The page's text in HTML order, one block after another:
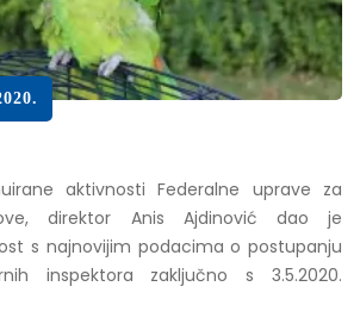
aktivnosti Federalne uprave za
direktor Anis Ajdinović dao je
s najnovijim podacima o postupanju
inspektora zaključno s 3.5.2020.